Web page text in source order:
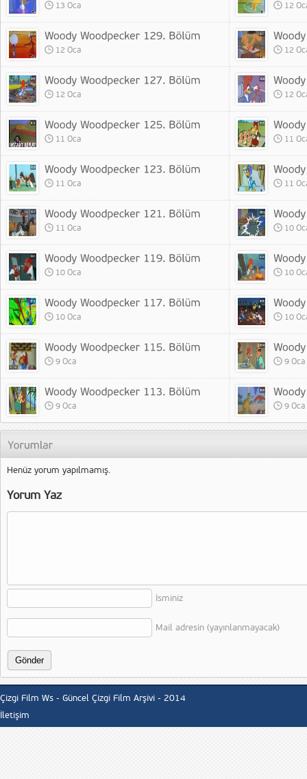
13 Oca 12
12 Oca 12
12 Oca 12
11 Oca 11
11 Oca 11
11 Oca 10
10 Oca 10
10 Oca 10
9 Oca 9 Oca
9 Oca 9 Oca
Henüz yorum yapılmamış.
Yorum Yaz
İsminiz
Mail adresin (yayınlanmayacak)
Çizgi Film Ws - Güncel Çizgi Film Arşivi - 2014
İletişim